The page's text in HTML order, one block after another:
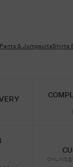
Pants & JumpsuitsShirts